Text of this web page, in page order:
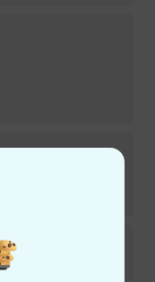
Aquamarine